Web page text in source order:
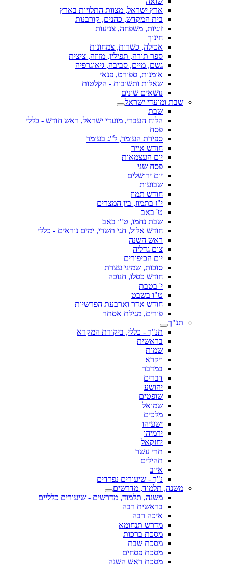
ארץ ישראל, מצוות התלויות בארץ
בית המקדש, כהנים, קורבנות
זוגיות, משפחה, צניעות
חינוך
אכילה, כשרות, צמחונות
ספר תורה, תפילין, מזוזה, ציצית
גשם, מיים, סביבה, גיאוגרפיה
אומנות, ספורט, פנאי
שאלות ותשובות - הקלטות
נושאים שונים
שבת ומועדי ישראל
שבת
הלוח העברי, מועדי ישראל, ראש חודש - כללי
פסח
ספירת העומר, ל"ג בעומר
חודש אייר
יום העצמאות
פסח שני
יום ירושלים
שבועות
חודש תמוז
י"ז בתמוז, בין המצרים
ט' באב
שבת נחמו, ט"ו באב
חודש אלול, חגי תשרי, ימים נוראים - כללי
ראש השנה
צום גדליה
יום הכיפורים
סוכות, שמיני עצרת
חודש כסלו, חנוכה
י' בטבת
ט"ו בשבט
חודש אדר וארבעת הפרשיות
פורים, מגילת אסתר
תנ"ך
תנ"ך - כללי, ביקורת המקרא
בראשית
שמות
ויקרא
במדבר
דברים
יהושע
שופטים
שמואל
מלכים
ישעיהו
ירמיהו
יחזקאל
תרי עשר
תהילים
איוב
נ"ך - שיעורים נפרדים
משנה, תלמוד, מדרשים
משנה, תלמוד, מדרשים - שיעורים כלליים
בראשית רבה
איכה רבה
מדרש תנחומא
מסכת ברכות
מסכת שבת
מסכת פסחים
מסכת ראש השנה